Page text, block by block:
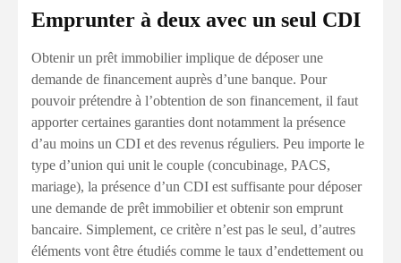
Emprunter à deux avec un seul CDI
Obtenir un prêt immobilier implique de déposer une
demande de financement auprès d’une banque. Pour
pouvoir prétendre à l’obtention de son financement, il faut
apporter certaines garanties dont notamment la présence
d’au moins un CDI et des revenus réguliers. Peu importe le
type d’union qui unit le couple (concubinage, PACS,
mariage), la présence d’un CDI est suffisante pour déposer
une demande de prêt immobilier et obtenir son emprunt
bancaire. Simplement, ce critère n’est pas le seul, d’autres
éléments vont être étudiés comme le taux d’endettement ou